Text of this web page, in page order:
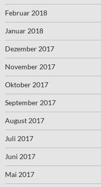
Februar 2018
Januar 2018
Dezember 2017
November 2017
Oktober 2017
September 2017
August 2017
Juli 2017
Juni 2017
Mai 2017